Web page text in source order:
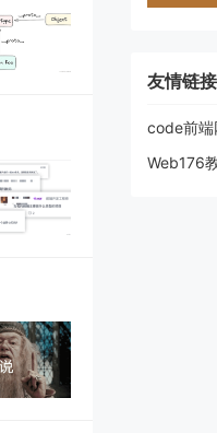
友情链接
code前端
Web176